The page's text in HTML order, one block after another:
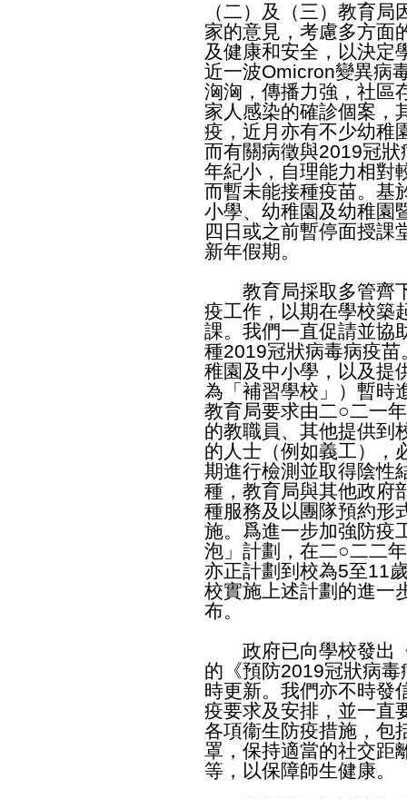
（二）及（三）教育
家的意見，考慮多方面
及健康和安全，以決定
近一波Omicron變異病
洶洶，傳播力強，社區
家人感染的確診個案，
疫，近月亦有不少幼稚
而有關病徵與2019冠
年紀小，自理能力相對
而暫未能接種疫苗。基
小學、幼稚園及幼稚園
四日或之前暫停面授課
新年假期。
教育局採取多管齊下
疫工作，以期在學校築
課。我們一直促請並協
種2019冠狀病毒病疫
稚園及中小學，以及提
為「補習學校」）暫時
教育局要求由二○二一
的教職員、其他提供到
的人士（例如義工），
期進行檢測並取得陰性
種，教育局與其他政府
種服務及以團隊預約形
施。爲進一步加強防疫
泡」計劃，在二○二二
亦正計劃到校為5至11
校實施上述計劃的進一
布。
政府已向學校發出《
的《預防2019冠狀病
時更新。我們亦不時發
疫要求及安排，並一直
各項衞生防疫措施，包
罩，保持適當的社交距
等，以保障師生健康。